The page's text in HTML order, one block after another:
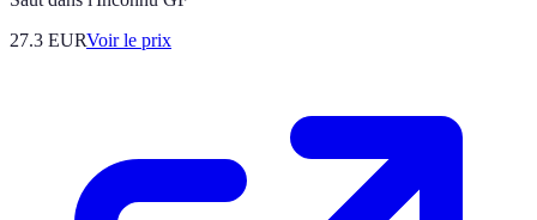
27.3 EURVoir le prix